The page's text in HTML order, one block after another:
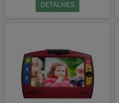
DETALHES